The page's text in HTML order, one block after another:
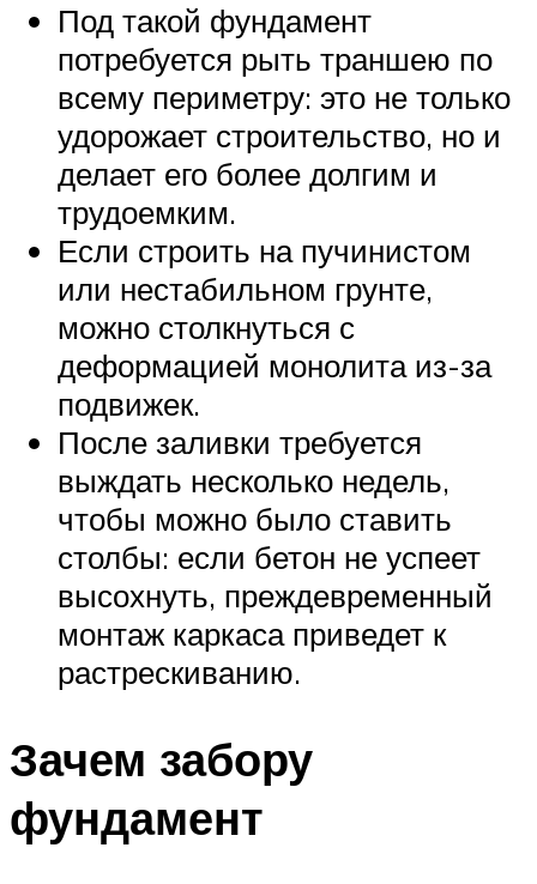
Под такой фундамент
потребуется рыть траншею по
всему периметру: это не только
удорожает строительство, но и
делает его более долгим и
трудоемким.
Если строить на пучинистом
или нестабильном грунте,
можно столкнуться с
деформацией монолита из-за
подвижек.
После заливки требуется
выждать несколько недель,
чтобы можно было ставить
столбы: если бетон не успеет
высохнуть, преждевременный
монтаж каркаса приведет к
растрескиванию.
Зачем забору
фундамент